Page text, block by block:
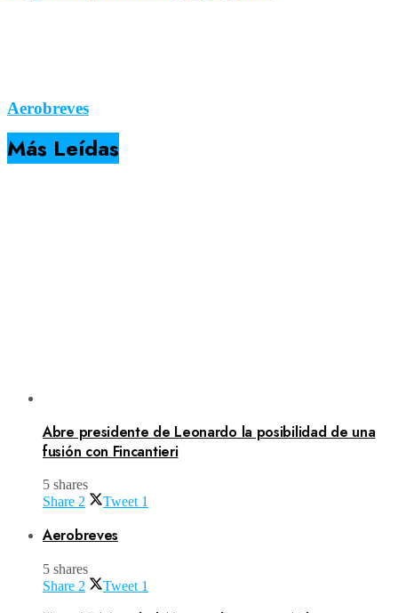
Aerobreves
Más Leídas
Abre presidente de Leonardo la posibilidad de una
fusión con Fincantieri
5 shares
Share 2 Tweet 1
Aerobreves
5 shares
Share 2 Tweet 1